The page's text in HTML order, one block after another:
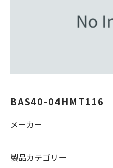
BAS40-04HMT116
メーカー
製品カテゴリー